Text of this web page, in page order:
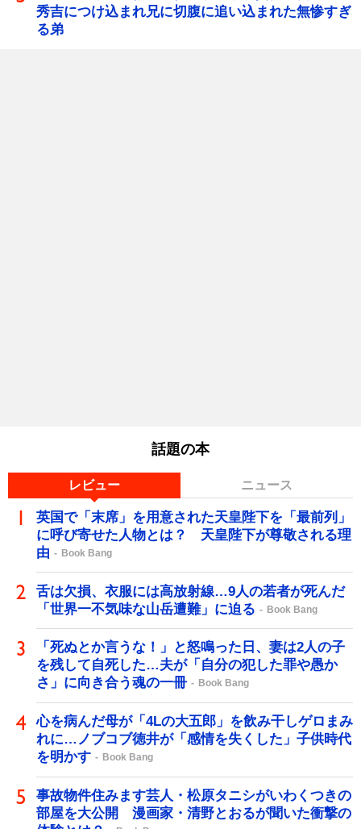
秀吉につけ込まれ兄に切腹に追い込まれた無惨すぎ
る弟
話題の本
レビュー ニュース
英国で「末席」を用意された天皇陛下を「最前列」
に呼び寄せた人物とは？ 天皇陛下が尊敬される理
由
Book Bang
舌は欠損、衣服には高放射線…9人の若者が死んだ
「世界一不気味な山岳遭難」に迫る
Book Bang
「死ぬとか言うな！」と怒鳴った日、妻は2人の子
を残して自死した…夫が「自分の犯した罪や愚か
さ」に向き合う魂の一冊
Book Bang
心を病んだ母が「4Lの大五郎」を飲み干しゲロまみ
れに…ノブコブ徳井が「感情を失くした」子供時代
を明かす
Book Bang
事故物件住みます芸人・松原タニシがいわくつきの
部屋を大公開 漫画家・清野とおるが聞いた衝撃の